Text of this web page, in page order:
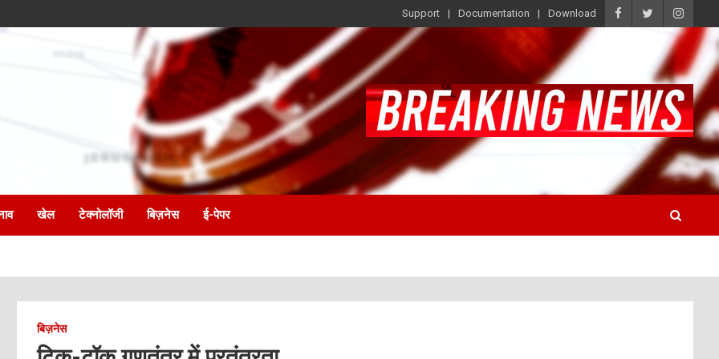
Support Documentation Download
खेल टेक्नोलॉजी बिज़नेस ई-पेपर
बिज़नेस